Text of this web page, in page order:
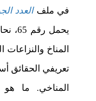
في ملفالعدد
يحمل
المناخ
تعريفي الحقائق
المناخي. ما هو